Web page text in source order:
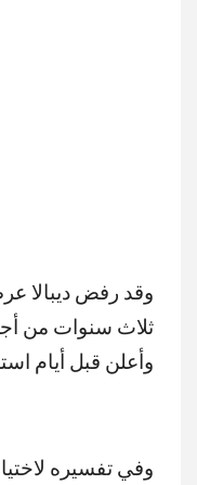
ثلاث سنوات من
وأعلن قبل أيام
وفي تفسيره